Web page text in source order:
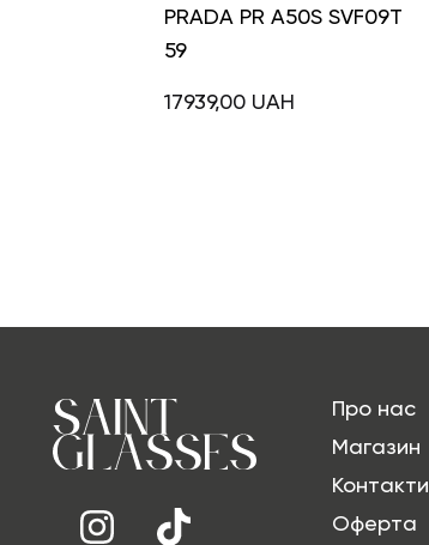
PRADA PR A50S SVF09T
59
17939,00 UAH
Про нас
Магазин
Контакти
Оферта